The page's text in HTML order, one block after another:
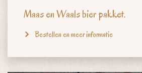
Maas en Waals bier pakket.
Bestellen en meer informatie